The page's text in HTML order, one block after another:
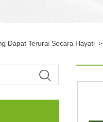
Dapat Terurai Secara Hayati >